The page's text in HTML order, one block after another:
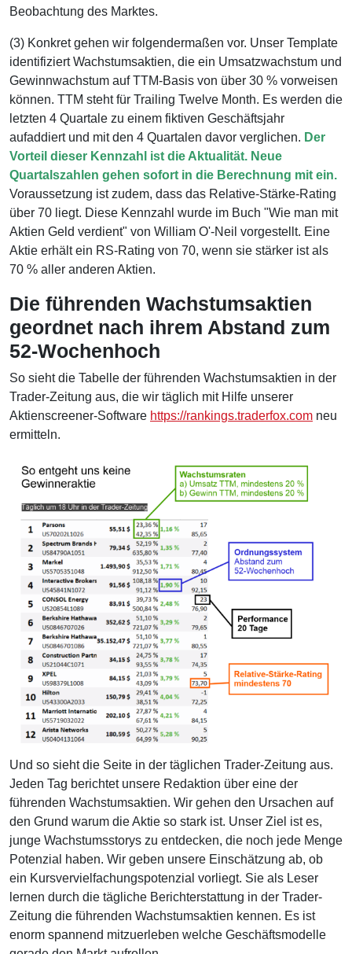
Beobachtung des Marktes.
(3) Konkret gehen wir folgendermaßen vor. Unser Template
identifiziert Wachstumsaktien, die ein Umsatzwachstum und
Gewinnwachstum auf TTM-Basis von über 30 % vorweisen
können. TTM steht für Trailing Twelve Month. Es werden die
letzten 4 Quartale zu einem fiktiven Geschäftsjahr
aufaddiert und mit den 4 Quartalen davor verglichen. Der
Vorteil dieser Kennzahl ist die Aktualität. Neue
Quartalszahlen gehen sofort in die Berechnung mit ein.
Voraussetzung ist zudem, dass das Relative-Stärke-Rating
über 70 liegt. Diese Kennzahl wurde im Buch "Wie man mit
Aktien Geld verdient" von William O'-Neil vorgestellt. Eine
Aktie erhält ein RS-Rating von 70, wenn sie stärker ist als
70 % aller anderen Aktien.
Die führenden Wachstumsaktien
geordnet nach ihrem Abstand zum
52-Wochenhoch
So sieht die Tabelle der führenden Wachstumsaktien in der
Trader-Zeitung aus, die wir täglich mit Hilfe unserer
Aktienscreener-Software https://rankings.traderfox.com neu
ermitteln.
Und so sieht die Seite in der täglichen Trader-Zeitung aus.
Jeden Tag berichtet unsere Redaktion über eine der
führenden Wachstumsaktien. Wir gehen den Ursachen auf
den Grund warum die Aktie so stark ist. Unser Ziel ist es,
junge Wachstumsstorys zu entdecken, die noch jede Menge
Potenzial haben. Wir geben unsere Einschätzung ab, ob
ein Kursvervielfachungspotenzial vorliegt. Sie als Leser
lernen durch die tägliche Berichterstattung in der Trader-
Zeitung die führenden Wachstumsaktien kennen. Es ist
enorm spannend mitzuerleben welche Geschäftsmodelle